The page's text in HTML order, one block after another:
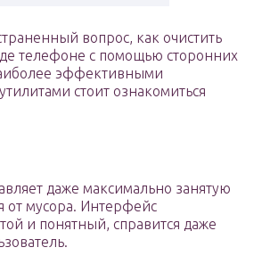
вопрос, как очистить
телефоне с помощью сторонних
эффективными
стоит ознакомиться
даже максимально занятую
от мусора. Интерфейс
и понятный, справится даже